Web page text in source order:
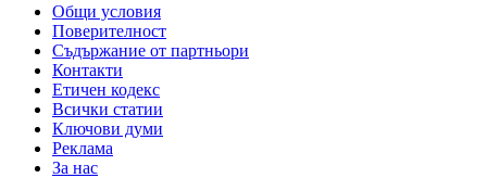
Общи условия
Поверителност
Съдържание от партньори
Контакти
Етичен кодекс
Всички статии
Ключови думи
Реклама
За нас